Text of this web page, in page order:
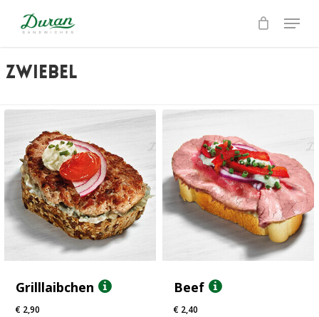
content
Menu
zwiebel
Grilllaibchen
€2,90
Beef
€2,40